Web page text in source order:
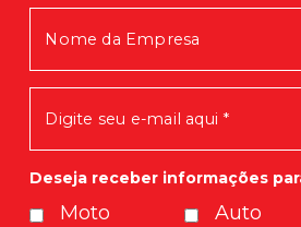
Deseja receber informações
Moto Auto
Mensagem enviada
Em breve você
novidades.